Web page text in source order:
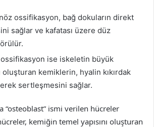
ossifikasyon, bağ dokuların direkt
sağlar ve kafatası üzere düz
ise iskeletin büyük
kemiklerin, hyalin kıkırdak
sertleşmesini sağlar.
“osteoblast” ismi verilen hücreler
kemiğin temel yapısını oluşturan